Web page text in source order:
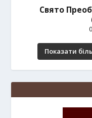
Свято
Показати